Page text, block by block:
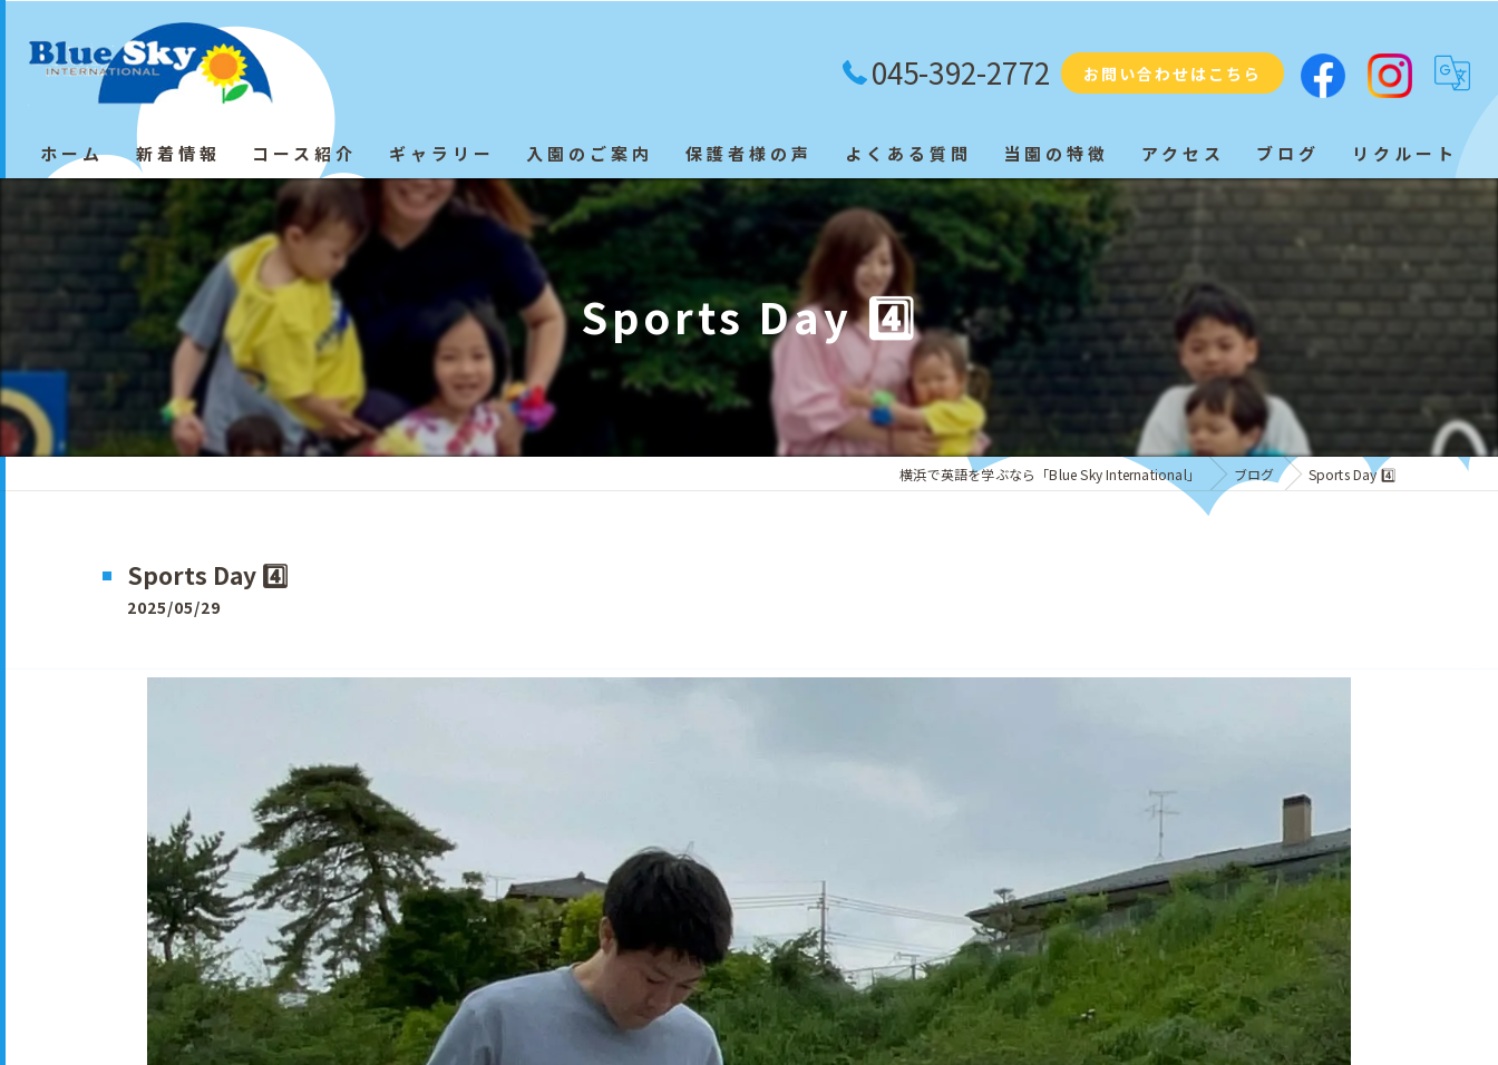
045-392-2772 お問い合わせはこちら
ホーム 新着情報 コース紹介 ギャラリー 入園のご案内 保護者様の声 よくある質問
英検合格者
当園の特徴
プリスクール
ネイティブ
教育
アクセス ブログ リクルート
Sports Day 4️⃣
横浜で英語を学ぶなら「Blue Sky International」 ブログ Sports Day 4️⃣
Sports Day 4️⃣
2025/05/29